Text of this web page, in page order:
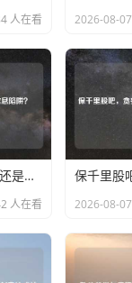
人在看 2026-08-07
股票咨询 ，救命稻草还是信息陷阱？
人在看 2026-08-07